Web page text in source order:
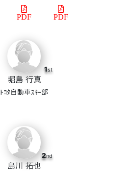
PDF PDF
1st
堀島 行真
ﾄﾖﾀ自動車ｽｷｰ部
2nd
島川 拓也